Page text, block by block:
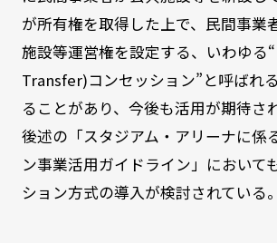
が所有権を取得した上で、民間事業
施設等運営権を設定する、いわゆる
Transfer)コンセッション”と呼ばれ
ることがあり、今後も活用が期待さ
後述の「スタジアム・アリーナに係
ン事業活用ガイドライン」において
ション方式の導入が検討されている。